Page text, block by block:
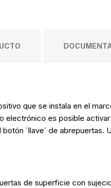
que se instala en el
electrónico es posible
´llave´ de
de superficie con